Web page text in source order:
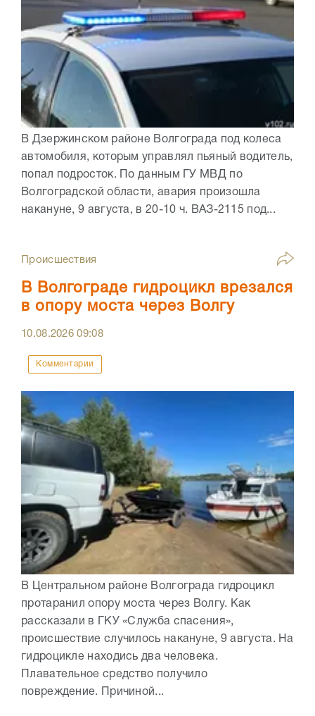
В Дзержинском районе Волгограда под колеса
автомобиля, которым управлял пьяный водитель,
попал подросток. По данным ГУ МВД по
Волгоградской области, авария произошла
накануне, 9 августа, в 20-10 ч. ВАЗ-2115 под...
Происшествия
В Волгограде гидроцикл врезался
в опору моста через Волгу
10.08.202609:08
Комментарии
В Центральном районе Волгограда гидроцикл
протаранил опору моста через Волгу. Как
рассказали в ГКУ «Служба спасения»,
происшествие случилось накануне, 9 августа. На
гидроцикле находись два человека.
Плавательное средство получило
повреждение. Причиной...